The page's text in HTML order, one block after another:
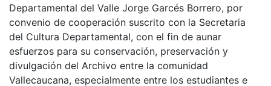
Departamental del Valle Jorge Garcés Borrero, por
convenio de cooperación suscrito con la Secretaria
del Cultura Departamental, con el fin de aunar
esfuerzos para su conservación, preservación y
divulgación del Archivo entre la comunidad
Vallecaucana, especialmente entre los estudiantes e